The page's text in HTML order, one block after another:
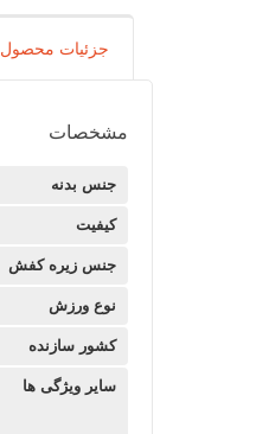
جزئیات محصول
مشخصات
جنس بدنه
کیفیت
جنس زیره کفش
نوع ورزش
کشور سازنده
سایر ویژگی ها